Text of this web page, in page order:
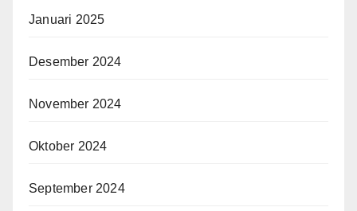
Januari 2025
Desember 2024
November 2024
Oktober 2024
September 2024